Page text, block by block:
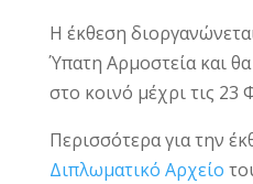
Η έκθεση
Ύπατη Αρμοστεία και
στο κοινό μέχρι τις 23
Περισσότερα για την
Διπλωματικό Αρχείο